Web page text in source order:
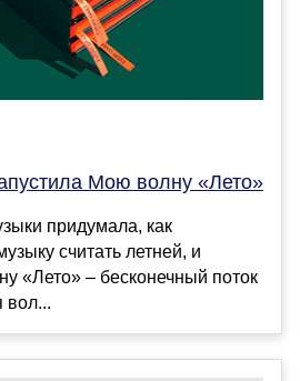
Мою волну «Лето»
придумала, как
считать летней, и
«Лето» – бесконечный поток
вол...